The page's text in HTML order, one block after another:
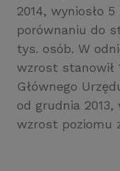
2014, wyniosło
porównaniu do
tys. osób. W
wzrost stanowił
Głównego
od grudnia
wzrost poziomu